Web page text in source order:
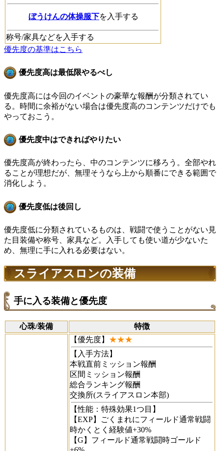
ぼうけんの体操服下を入手する
称号/家具などを入手する
優先度の基準はこちら
優先度高は最低限やるべし
優先度高には今回のイベントの豪華な報酬が分類されてい
る。時間に余裕がない場合は優先度高のコンテンツだけでも
やっておこう。
優先度中はできればやりたい
優先度高が終わったら、中のコンテンツに移ろう。全部やれ
ることが理想だが、無理そうなら上から順番にできる範囲で
消化しよう。
優先度低は後回し
優先度低に分類されているものは、戦闘で使うことがない見
た目装備や称号、家具など。入手しても使い道が少ないた
め、無理に手に入れる必要はない。
スライアスロンの装備
手に入る装備と優先度
心珠/装備
特徴
【優先度】 ★★★
【入手方法】
本戦直前ミッション報酬
区間ミッション報酬
総合ランキング報酬
交換所(スライアスロン本部)
【性能：特殊効果1つ目】
【EXP】ごくまれにフィールド通常戦闘
時かくとく経験値+30%
【G】フィールド通常戦闘時ゴールド